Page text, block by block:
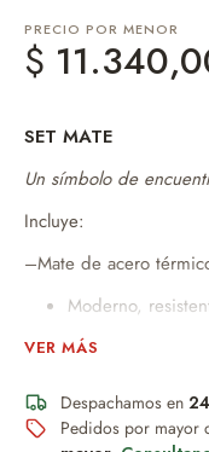
PRECIO POR MENOR
$
SET MATE
Un símbolo de
Incluye:
–Mate de acero
Moderno,
No absorbe
Diseño práctico
Ideal para
VER MÁS
Despachamos en
Pedidos por mayor